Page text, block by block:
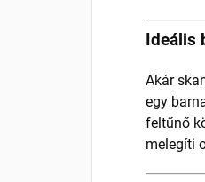
Ideális
Akár
egy
feltűnő
melegíti